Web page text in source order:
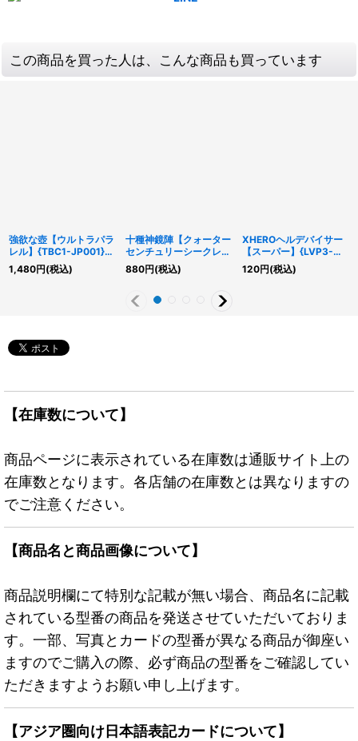
この商品を買った人は、こんな商品も買っています
強欲な壺【ウルトラパラ
レル】{TBC1-JP001}
《魔法》
1,480円(税込)
十種神鏡陣【クォーター
センチュリーシークレッ
ト】{DUNE-JP064}
《魔法》
880円(税込)
XHEROヘルデバイサー
【スーパー】{LVP3-
JP031}《リンク》
120円(税込)
【在庫数について】
商品ページに表示されている在庫数は通販サイト上の
在庫数となります。各店舗の在庫数とは異なりますの
でご注意ください。
【商品名と商品画像について】
商品説明欄にて特別な記載が無い場合、商品名に記載
されている型番の商品を発送させていただいておりま
す。一部、写真とカードの型番が異なる商品が御座い
ますのでご購入の際、必ず商品の型番をご確認してい
ただきますようお願い申し上げます。
【アジア圏向け日本語表記カードについて】